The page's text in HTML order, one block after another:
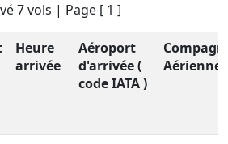
7 vols | Page [ 1 ]
Heure
arrivée
Aéroport
d'arrivée (
code IATA )
Aérienne